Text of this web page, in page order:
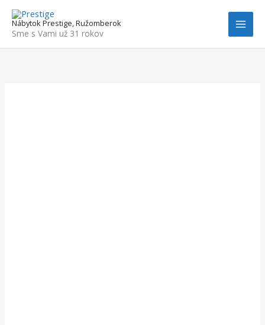
obsah
Nábytok Prestige, Ružomberok
Sme s Vami už 31 rokov